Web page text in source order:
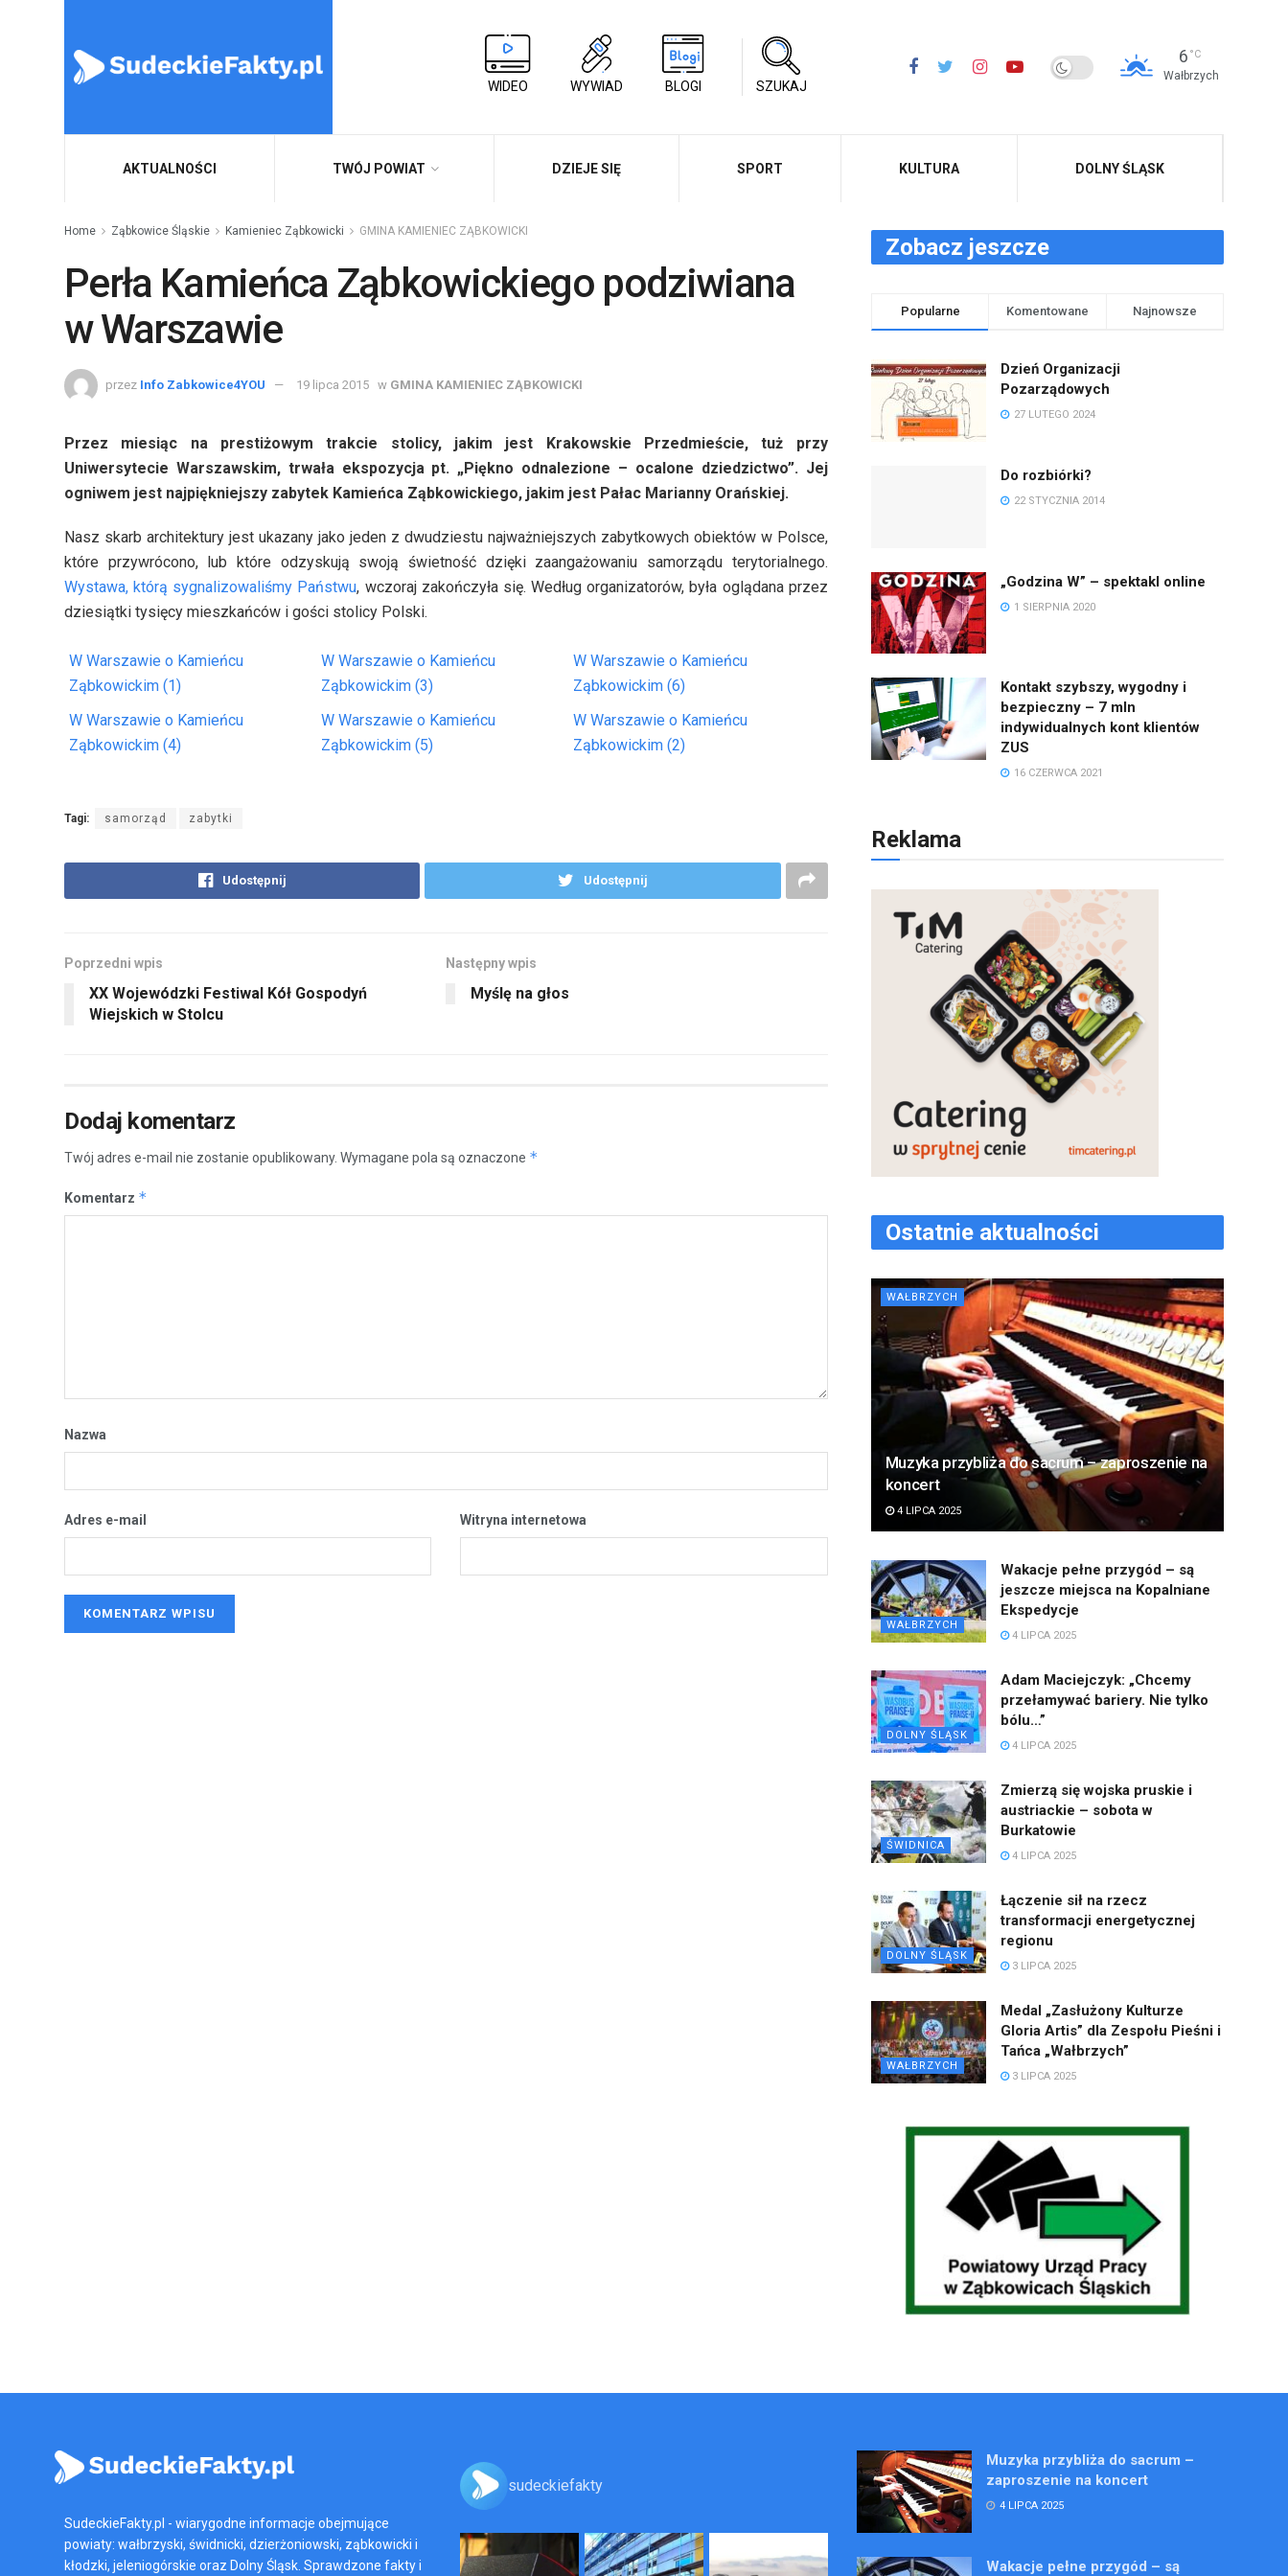
WIDEO WYWIAD BLOGI SZUKAJ
6 °C
Wałbrzych
AKTUALNOŚCI TWÓJ POWIAT DZIEJE SIĘ SPORT KULTURA DOLNY ŚLĄSK
Home Ząbkowice Śląskie Kamieniec Ząbkowicki GMINA KAMIENIEC ZĄBKOWICKI
Perła Kamieńca Ząbkowickiego podziwiana
w Warszawie
przez Info Zabkowice4YOU 19 lipca 2015 w GMINA KAMIENIEC ZĄBKOWICKI
Przez miesiąc na prestiżowym trakcie stolicy, jakim jest Krakowskie Przedmieście, tuż przy
Uniwersytecie Warszawskim, trwała ekspozycja pt. „Piękno odnalezione – ocalone dziedzictwo”. Jej
ogniwem jest najpiękniejszy zabytek Kamieńca Ząbkowickiego, jakim jest Pałac Marianny Orańskiej.
Nasz skarb architektury jest ukazany jako jeden z dwudziestu najważniejszych zabytkowych obiektów w Polsce,
które przywrócono, lub które odzyskują swoją świetność dzięki zaangażowaniu samorządu terytorialnego.
Wystawa, którą sygnalizowaliśmy Państwu, wczoraj zakończyła się. Według organizatorów, była oglądana przez
dziesiątki tysięcy mieszkańców i gości stolicy Polski.
W Warszawie o Kamieńcu
Ząbkowickim (1)
W Warszawie o Kamieńcu
Ząbkowickim (3)
W Warszawie o Kamieńcu
Ząbkowickim (6)
W Warszawie o Kamieńcu
Ząbkowickim (4)
W Warszawie o Kamieńcu
Ząbkowickim (5)
W Warszawie o Kamieńcu
Ząbkowickim (2)
Tagi: samorząd zabytki
Udostępnij Udostępnij
Poprzedni wpis
XX Wojewódzki Festiwal Kół Gospodyń
Wiejskich w Stolcu
Następny wpis
Myślę na głos
Dodaj komentarz
Twój adres e-mail nie zostanie opublikowany. Wymagane pola są oznaczone *
Komentarz *
Nazwa
Adres e-mail Witryna internetowa
Zobacz jeszcze
Popularne Komentowane Najnowsze
Dzień Organizacji
Pozarządowych
27 LUTEGO 2024
Do rozbiórki?
22 STYCZNIA 2014
„Godzina W” – spektakl online
1 SIERPNIA 2020
Kontakt szybszy, wygodny i
bezpieczny – 7 mln
indywidualnych kont klientów
ZUS
16 CZERWCA 2021
Reklama
Ostatnie aktualności
WAŁBRZYCH
Muzyka przybliża do sacrum – zaproszenie na
koncert
4 LIPCA 2025
WAŁBRZYCH
Wakacje pełne przygód – są
jeszcze miejsca na Kopalniane
Ekspedycje
4 LIPCA 2025
DOLNY ŚLĄSK
Adam Maciejczyk: „Chcemy
przełamywać bariery. Nie tylko
bólu…”
4 LIPCA 2025
ŚWIDNICA
Zmierzą się wojska pruskie i
austriackie – sobota w
Burkatowie
4 LIPCA 2025
DOLNY ŚLĄSK
Łączenie sił na rzecz
transformacji energetycznej
regionu
3 LIPCA 2025
WAŁBRZYCH
Medal „Zasłużony Kulturze
Gloria Artis” dla Zespołu Pieśni i
Tańca „Wałbrzych”
3 LIPCA 2025
SudeckieFakty.pl - wiarygodne informacje obejmujące
powiaty: wałbrzyski, świdnicki, dzierżoniowski, ząbkowicki i
kłodzki, jeleniogórskie oraz Dolny Śląsk. Sprawdzone fakty i
sudeckiefakty
Muzyka przybliża do sacrum –
zaproszenie na koncert
4 LIPCA 2025
Wakacje pełne przygód – są